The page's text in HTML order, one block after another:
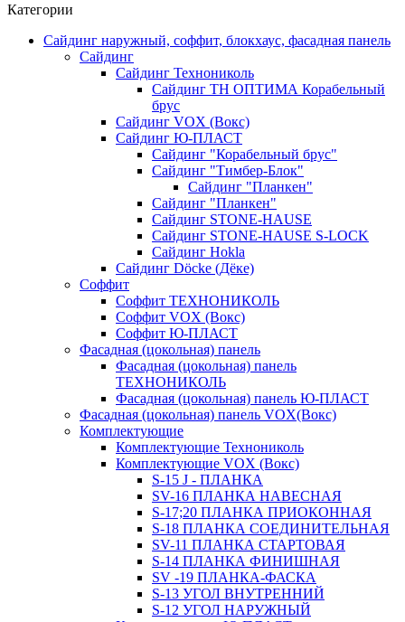
Категории
Сайдинг наружный, соффит, блокхаус, фасадная панель
Сайдинг
Сайдинг Технониколь
Сайдинг ТН ОПТИМА Корабельный
брус
Сайдинг VOX (Вокс)
Сайдинг Ю-ПЛАСТ
Сайдинг "Корабельный брус"
Сайдинг "Тимбер-Блок"
Сайдинг "Планкен"
Сайдинг "Планкен"
Сайдинг STONE-HAUSE
Сайдинг STONE-HAUSE S-LOCK
Сайдинг Hokla
Сайдинг Döcke (Дёке)
Соффит
Соффит ТЕХНОНИКОЛЬ
Соффит VOX (Вокс)
Соффит Ю-ПЛАСТ
Фасадная (цокольная) панель
Фасадная (цокольная) панель
ТЕХНОНИКОЛЬ
Фасадная (цокольная) панель Ю-ПЛАСТ
Фасадная (цокольная) панель VOX(Вокс)
Комплектующие
Комплектующие Технониколь
Комплектующие VOX (Вокс)
S-15 J - ПЛАНКА
SV-16 ПЛАНКА НАВЕСНАЯ
S-17;20 ПЛАНКА ПРИОКОННАЯ
S-18 ПЛАНКА СОЕДИНИТЕЛЬНАЯ
SV-11 ПЛАНКА СТАРТОВАЯ
S-14 ПЛАНКА ФИНИШНАЯ
SV -19 ПЛАНКА-ФАСКА
S-13 УГОЛ ВНУТРЕННИЙ
S-12 УГОЛ НАРУЖНЫЙ